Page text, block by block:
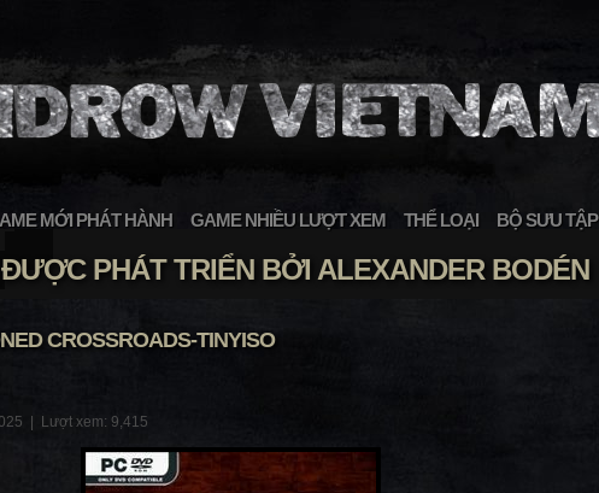
MỚI PHÁT HÀNH GAME NHIỀU LƯỢT XEM THỂ LOẠI BỘ SƯU TẬP
PHÁT TRIỂN BỞI ALEXANDER BODÉN
CROSSROADS-TINYISO
| Lượt xem: 9,415